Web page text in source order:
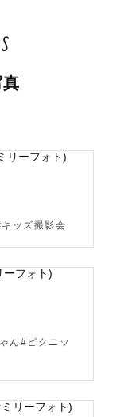
る愛らしさを
しましょう！
る準備をしてい
。
😚
、お子さまフ
ッズ撮影会
ん#ピクニッ